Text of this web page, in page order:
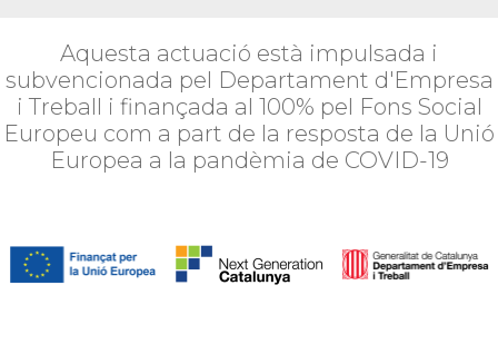
Aquesta actuació està impulsada i
subvencionada pel Departament d'Empresa
i Treball i finançada al 100% pel Fons Social
Europeu com a part de la resposta de la Unió
Europea a la pandèmia de COVID-19